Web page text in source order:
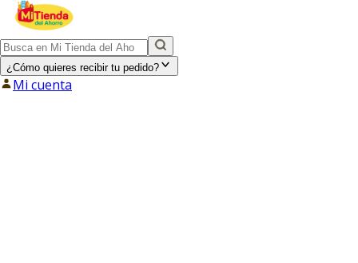
¿Cómo quieres recibir tu pedido?
Mi cuenta